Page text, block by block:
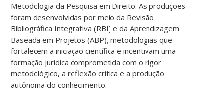
Metodologia da Pesquisa em Direito. As produções
foram desenvolvidas por meio da Revisão
Bibliográfica Integrativa (RBI) e da Aprendizagem
Baseada em Projetos (ABP), metodologias que
fortalecem a iniciação científica e incentivam uma
formação jurídica comprometida com o rigor
metodológico, a reflexão crítica e a produção
autônoma do conhecimento.